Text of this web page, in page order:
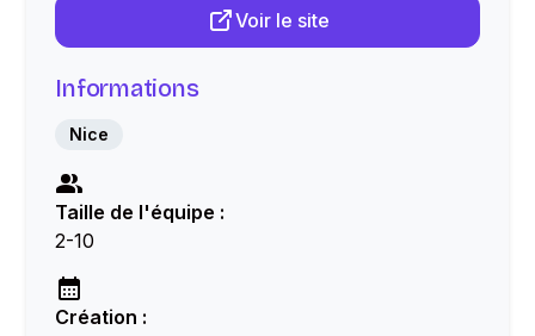
Voir le site
Informations
Nice
Taille de l'équipe :
2-10
Création :